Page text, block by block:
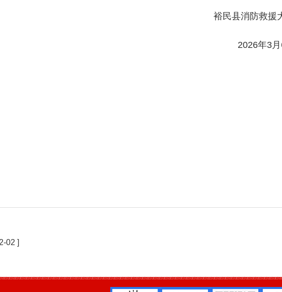
裕民县消防救援
2026年3
02 ]